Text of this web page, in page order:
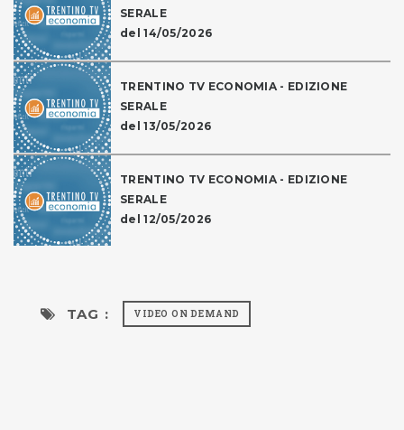
SERALE
del 14/05/2026
TRENTINO TV ECONOMIA - EDIZIONE
SERALE
del 13/05/2026
TRENTINO TV ECONOMIA - EDIZIONE
SERALE
del 12/05/2026
TAG : VIDEO ON DEMAND